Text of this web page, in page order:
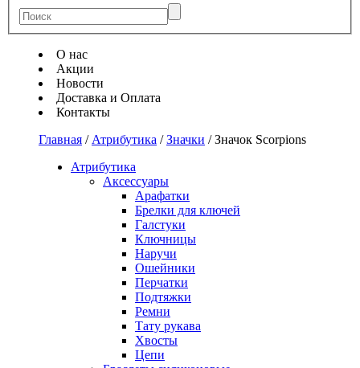
О нас
Акции
Новости
Доставка и Оплата
Контакты
Главная / Атрибутика /Значки /Значок Scorpions
Атрибутика
Аксессуары
Арафатки
Брелки для ключей
Галстуки
Ключницы
Наручи
Ошейники
Перчатки
Подтяжки
Ремни
Тату рукава
Хвосты
Цепи